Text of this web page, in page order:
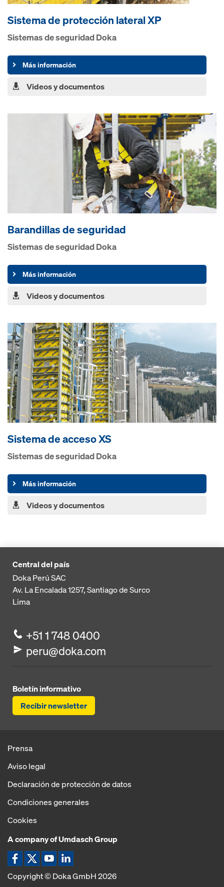
Sistema de protección lateral XP
Sistemas de seguridad Doka
Más información
Videos y documentos
Barandillas de seguridad
Sistemas de seguridad Doka
Más información
Videos y documentos
Sistema de acceso XS
Sistemas de seguridad Doka
Más información
Videos y documentos
Central del país
Doka Perú SAC
Av. La Encalada 1257,Santiago de Surco
Lima
+51 1 748 0400
peru@doka.com
Boletín informativo
Recibir newsletter
Prensa
Aviso legal
Declaración de protección de datos
Condiciones generales
Cookies
A company of Umdasch Group
Copyright © Doka GmbH 2026